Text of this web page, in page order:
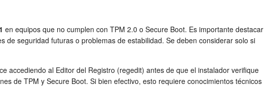
en equipos que no cumplen con TPM 2.0 o Secure Boot. Es importante destacar
seguridad futuras o problemas de estabilidad. Se deben considerar solo si
accediendo al Editor del Registro (regedit) antes de que el instalador verifique
de TPM y Secure Boot. Si bien efectivo, esto requiere conocimientos técnicos